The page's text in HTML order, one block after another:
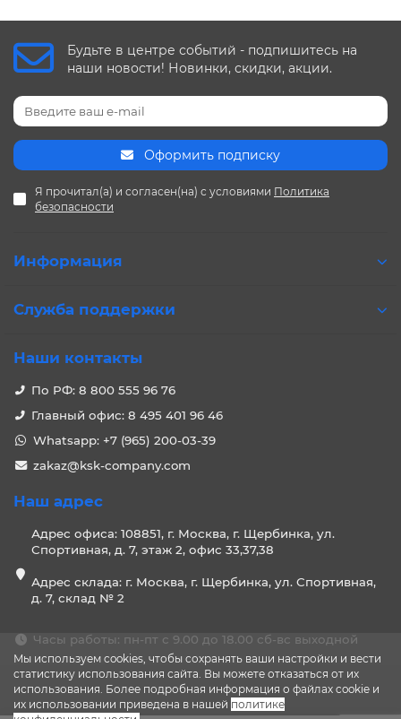
Мы используем cookies, чтобы сохранять ваши настройки и вести
статистику использования сайта. Вы можете отказаться от их
использования. Более подробная информация о файлах cookie и
их использовании приведена в нашей политике
Будьте в центре событий - подпишитесь на
наши новости! Новинки, скидки, акции.
Оформить подписку
Я прочитал(а) и согласен(на) с условиями Политика
безопасности
Информация
Служба поддержки
Наши контакты
По РФ: 8 800 555 96 76
Главный офис: 8 495 401 96 46
Whatsapp: +7 (965) 200-03-39
zakaz@ksk-company.com
Наш адрес
Адрес офиса: 108851, г. Москва, г. Щербинка, ул.
Спортивная, д. 7, этаж 2, офис 33,37,38
Адрес склада: г. Москва, г. Щербинка, ул. Спортивная,
д. 7, склад № 2
Часы работы: пн-пт с 9.00 до 18.00 сб-вс выходной